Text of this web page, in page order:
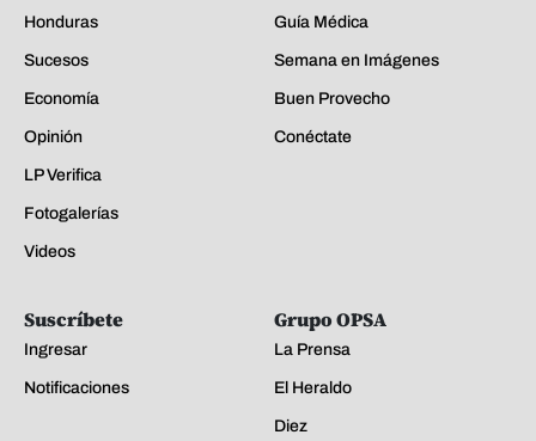
Honduras
Sucesos
Economía
Opinión
LP Verifica
Fotogalerías
Videos
Guía Médica
Semana en Imágenes
Buen Provecho
Conéctate
Suscríbete
Ingresar
Notificaciones
Grupo OPSA
La Prensa
El Heraldo
Diez